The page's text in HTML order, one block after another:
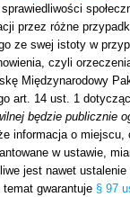
przez różne
ze swej istoty w
czyli
Międzynarodowy
art. 14 ust. 1
będzie publicznie
o miejscu,
w ustawie,
jest nawet
gwarantuje § 97